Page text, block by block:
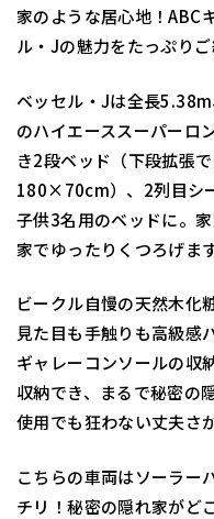
家のような居心地！ABC
ル・Jの魅力をたっぷりご
ベッセル・Jは全長
のハイエーススーパーロ
き2段ベッド（下段拡張
180×70cm）、2列目シ
子供3名用のベッドに。
家でゆったりくつろげま
ビークル自慢の天然木化
見た目も手触りも高級感
ギャレーコンソールの収
収納でき、まるで秘密の
使用でも狂わない丈夫さ
こちらの車両はソーラー
チリ！秘密の隠れ家がど